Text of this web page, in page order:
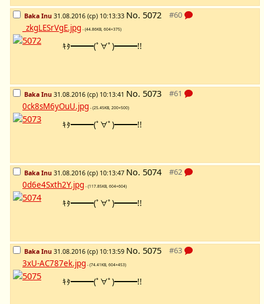
Baka Inu 31.08.2016 (ср) 10:13:33 No. 5072
_zkgLESrVgE.jpg - (44.86KB, 604×375)
ｷﾀ━━━(ﾟ∀ﾟ)━━━!!
Baka Inu 31.08.2016 (ср) 10:13:41 No. 5073
0ck8sM6yOuU.jpg - (25.45KB, 200×500)
ｷﾀ━━━(ﾟ∀ﾟ)━━━!!
Baka Inu 31.08.2016 (ср) 10:13:47 No. 5074
0d6e4Sxth2Y.jpg - (117.85KB, 604×604)
ｷﾀ━━━(ﾟ∀ﾟ)━━━!!
Baka Inu 31.08.2016 (ср) 10:13:59 No. 5075
3xU-AC787ek.jpg - (74.41KB, 604×453)
ｷﾀ━━━(ﾟ∀ﾟ)━━━!!